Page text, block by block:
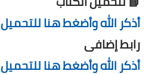
أذكر الله وأضغط هنا للتحميل
رابط إضافى
أذكر الله وأضغط هنا للتحميل